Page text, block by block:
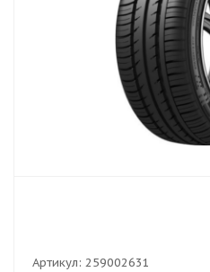
Артикул: 259002631